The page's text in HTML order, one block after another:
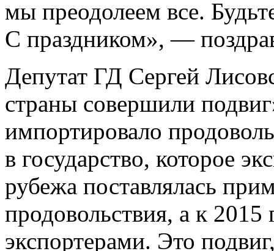
мы преодолеем все.
С праздником», —
Депутат ГД Сергей
страны совершили
импортировало
в государство, которое
рубежа поставлялась
продовольствия, а к
экспортерами. Это